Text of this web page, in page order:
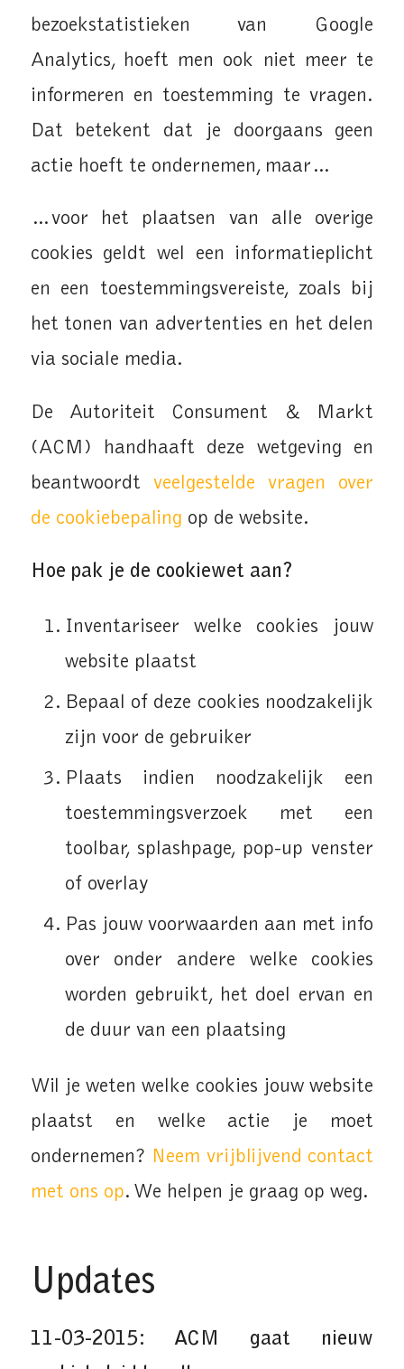
bezoekstatistieken van Google
Analytics, hoeft men ook niet meer te
informeren en toestemming te vragen.
Dat betekent dat je doorgaans geen
actie hoeft te ondernemen, maar…
…voor het plaatsen van alle overige
cookies geldt wel een informatieplicht
en een toestemmingsvereiste, zoals bij
het tonen van advertenties en het delen
via sociale media.
De Autoriteit Consument & Markt
(ACM) handhaaft deze wetgeving en
beantwoordt veelgestelde vragen over
de cookiebepaling op de website.
Hoe pak je de cookiewet aan?
Inventariseer welke cookies jouw
website plaatst
Bepaal of deze cookies noodzakelijk
zijn voor de gebruiker
Plaats indien noodzakelijk een
toestemmingsverzoek met een
toolbar, splashpage, pop-up venster
of overlay
Pas jouw voorwaarden aan met info
over onder andere welke cookies
worden gebruikt, het doel ervan en
de duur van een plaatsing
Wil je weten welke cookies jouw website
plaatst en welke actie je moet
ondernemen? Neem vrijblijvend contact
met ons op. We helpen je graag op weg.
Updates
11-03-2015: ACM gaat nieuw